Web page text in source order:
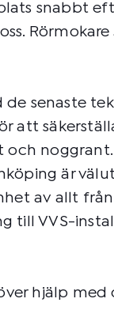
snabbt
de senaste
att
noggrant.
är
av allt från
till VVS-
hjälp med